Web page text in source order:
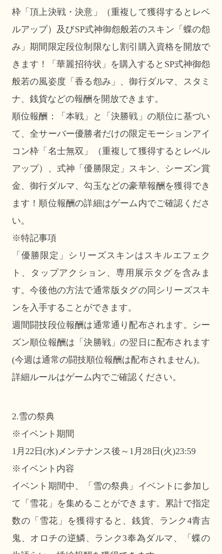
枠「頂上決戦・決意」（重複して獲得するとレベ
ルアップ）及びSP式神御怨般若のスキン「蝶の怨
み」期間限定段位制限なし割引購入資格を開放で
きます！「華麗招待状」を購入するとSP式神御怨
般若の風姿度「香る怨み」、御行ダルマ、スタミ
ナ、銭貨などの報酬を開放できます。
順位報酬：「本戦」と「決勝戦」の順位に基づい
て、全サーバー優勝者だけの限定モーションアイ
コン枠「名士無双」（重複して獲得するとレベル
アップ）、式神「優勝限定」スキン、シーズン賞
金、御行ダルマ、勾玉などの豪華報酬を獲得でき
ます！順位報酬の詳細はゲーム内でご確認くださ
い。
※特記事項
「優勝限定」シリーズスキンはスキルエフェク
ト、タップアクション、専用展示タグを含みま
す。今後他の方法で通常版タグの同シリーズスキ
ンを入手することができます。
週間闘技段位報酬は通常通り配布されます。シー
ズン順位報酬は「決勝戦」の翌日に配布されます
(今週は通常の闘技順位報酬は配布されません)。
詳細ルールはゲーム内でご確認ください。
2.雪の祭典
※イベント期間
1月22日(水)メンテナンス後～1月28日(火)23:59
※イベント内容
イベント期間中、「雪の祭典」イベントに参加し
て「雪花」を集めることができます。累計で指定
数の「雪花」を獲得すると、銭貨、ランク4青吉
鬼、オロチの逆鱗、ランク3奉為ダルマ、「蝶の